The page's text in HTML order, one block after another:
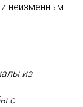
неизменным
из
с